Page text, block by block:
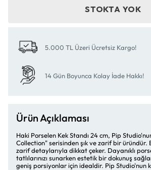
STOKTA YOK
5.000 TL Üzeri Ücretsiz Kargo!
14 Gün Boyunca Kolay İade Hakkı!
Ürün Açıklaması
Haki Porselen Kek Standı 24 cm, Pip
Collection" serisinden şık ve zarif bir üründür.
zarif detaylarıyla dikkat çeker. Dayanıklı
tatlılarınızı sunarken estetik bir dokunuş
geniş porsiyonlar için idealdir. Pip Studio'nun